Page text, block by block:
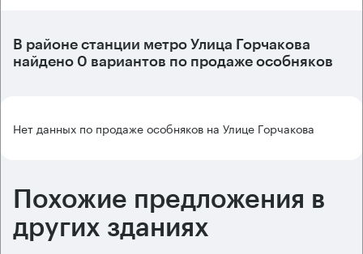
В районе станции метро Улица Горчакова
найдено 0 вариантов по продаже особняков
Нет данных по продаже особняков на Улице Горчакова
Похожие предложения в
других зданиях